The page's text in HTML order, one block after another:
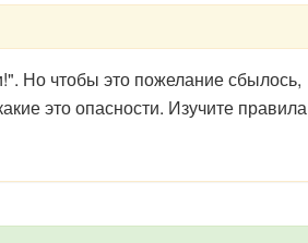
Но чтобы это пожелание сбылось,
это опасности. Изучите правила